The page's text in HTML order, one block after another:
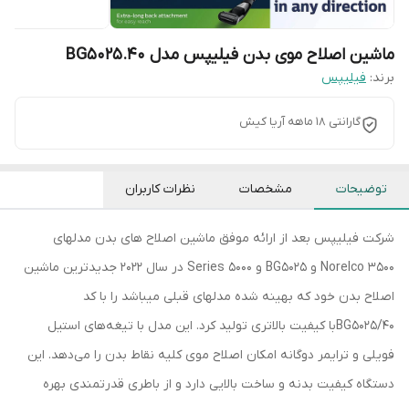
ماشین اصلاح موی بدن فیلیپس مدل BG5025.40
برند: فیلیپس
گارانتی 18 ماهه آریا کیش
توضیحات مشخصات نظرات کاربران
شرکت فیلیپس بعد از ارائه موفق ماشین اصلاح های بدن مدلهای
Norelco 3500 و BG5025 و Series 5000 در سال 2022 جدیدترین ماشین
اصلاح بدن خود که بهینه شده مدلهای قبلی میباشد را با کد
BG5025/40با کیفیت بالاتری تولید کرد. این مدل با تیغه‌های استیل
فویلی و ترایمر دوگانه امکان اصلاح موی کلیه نقاط بدن‌ را می‌دهد. این
دستگاه کیفیت بدنه و ساخت بالایی دارد و از باطری قدرتمندی بهره